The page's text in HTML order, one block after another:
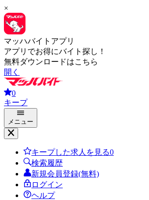
×
マッハバイトアプリ
アプリでお得にバイト探し！
無料ダウンロードはこちら
開く
0
キープ
メニュー
キープした求人を見る0
検索履歴
新規会員登録(無料)
ログイン
ヘルプ